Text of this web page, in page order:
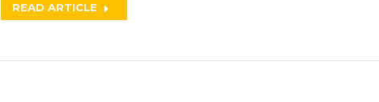
READ ARTICLE